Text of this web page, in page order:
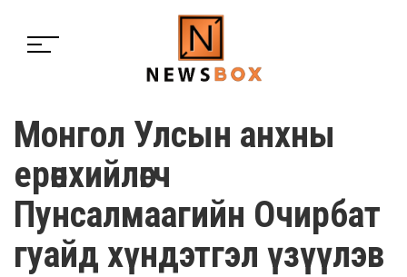
Монгол Улсын анхны
ерөнхийлөгч
Пунсалмаагийн Очирбат
гуайд хүндэтгэл үзүүлэв